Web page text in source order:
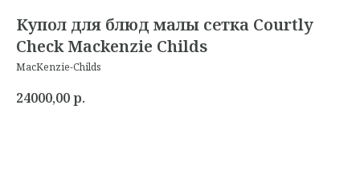
Купол для блюд малы сетка Courtly
Check Mackenzie Childs
MacKenzie-Childs
24000,00р.